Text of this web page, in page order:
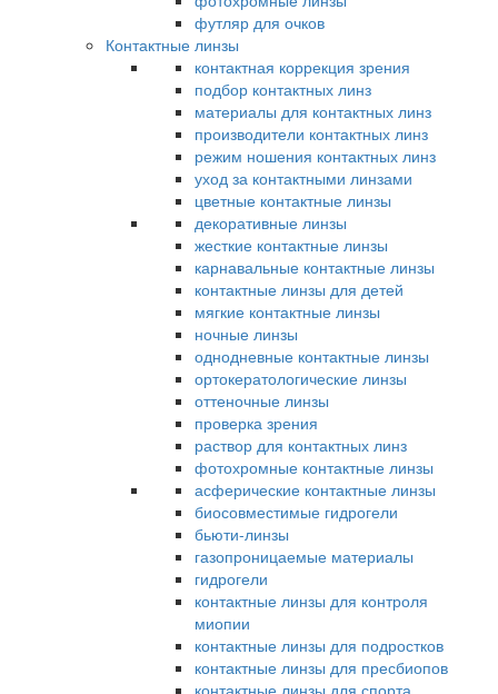
футляр для очков
Контактные линзы
контактная коррекция зрения
подбор контактных линз
материалы для контактных линз
производители контактных линз
режим ношения контактных линз
уход за контактными линзами
цветные контактные линзы
декоративные линзы
жесткие контактные линзы
карнавальные контактные линзы
контактные линзы для детей
мягкие контактные линзы
ночные линзы
однодневные контактные линзы
ортокератологические линзы
оттеночные линзы
проверка зрения
раствор для контактных линз
фотохромные контактные линзы
асферические контактные линзы
биосовместимые гидрогели
бьюти-линзы
газопроницаемые материалы
гидрогели
контактные линзы для контроля
миопии
контактные линзы для подростков
контактные линзы для пресбиопов